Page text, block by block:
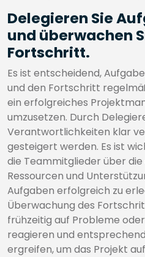
Delegieren Sie
und überwachen
Fortschritt.
Es ist entscheidend,
und den Fortschritt
ein erfolgreiches
umzusetzen. Durch
Verantwortlichkeiten klar
gesteigert werden. Es ist
die Teammitglieder über
Ressourcen und
Aufgaben erfolgreich zu
Überwachung des
frühzeitig auf Probleme
reagieren und
ergreifen, um das Projekt